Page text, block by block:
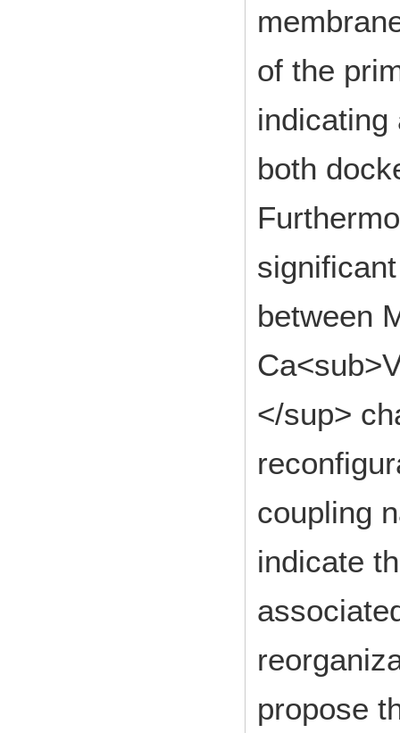
of the
indicating
both
between
</sup>
coupling
indicate
propose